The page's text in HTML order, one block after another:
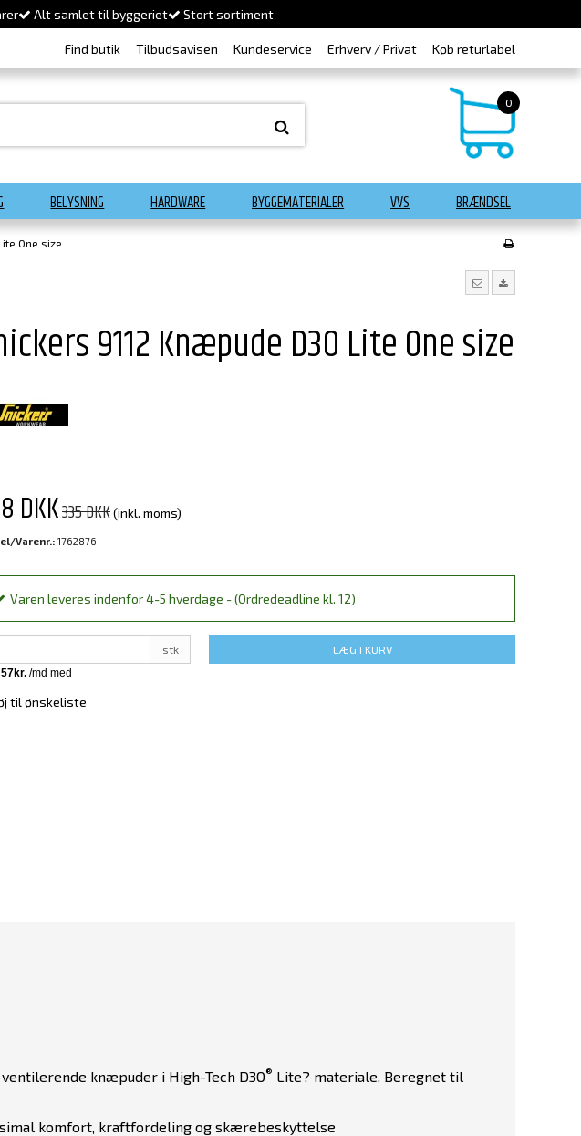
Alt samlet til byggeriet Stort sortiment
Find butik Tilbudsavisen Kundeservice Erhverv / Privat Køb returlabel
0
BELYSNING HARDWARE BYGGEMATERIALER VVS BRÆNDSEL
One size
9112 Knæpude D3O Lite One size
DKK335 DKK(inkl. moms)
Varenr.: 1762876
Varen leveres indenfor 4-5 hverdage - (Ordredeadline kl. 12)
stk LÆG I KURV
til ønskeliste
knæpuder i High-Tech D3O® Lite? materiale. Beregnet til
komfort, kraftfordeling og skærebeskyttelse